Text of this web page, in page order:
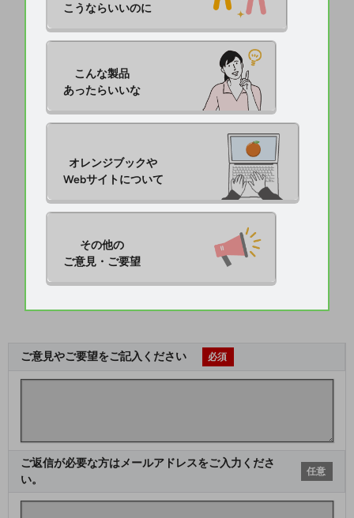
こうならいいのに
こんな製品
あったらいいな
オレンジブックや
Webサイトについて
その他の
ご意見・ご要望
ご意見やご要望をご記入ください 必須
ご返信が必要な方はメールアドレスをご入力くださ
い。
任意